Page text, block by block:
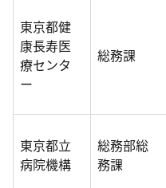
東京都健
康長寿医
療センタ
ー
総務課
東京都立
病院機構
総務部総
務課